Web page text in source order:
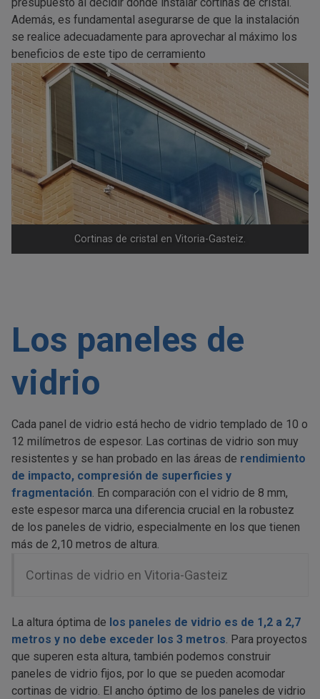
Además, es fundamental asegurarse de que la instalación
se realice adecuadamente para aprovechar al máximo los
beneficios de este tipo de cerramiento
Cortinas de cristal en Vitoria-Gasteiz.
Los paneles de
vidrio
Cada panel de vidrio está hecho de vidrio templado de 10 o
12 milímetros de espesor. Las cortinas de vidrio son muy
resistentes y se han probado en las áreas de rendimiento
de impacto, compresión de superficies y
fragmentación. En comparación con el vidrio de 8 mm,
este espesor marca una diferencia crucial en la robustez
de los paneles de vidrio, especialmente en los que tienen
más de 2,10 metros de altura.
Cortinas de vidrio en Vitoria-Gasteiz
La altura óptima de los paneles de vidrio es de 1,2 a 2,7
metros y no debe exceder los 3 metros. Para proyectos
que superen esta altura, también podemos construir
paneles de vidrio fijos, por lo que se pueden acomodar
cortinas de vidrio. El ancho óptimo de los paneles de vidrio